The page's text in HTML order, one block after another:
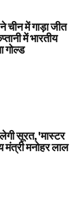
चीन में गाड़ा जीत
में भारतीय
गोल्ड
सूरत, 'मास्टर
मंत्री मनोहर लाल